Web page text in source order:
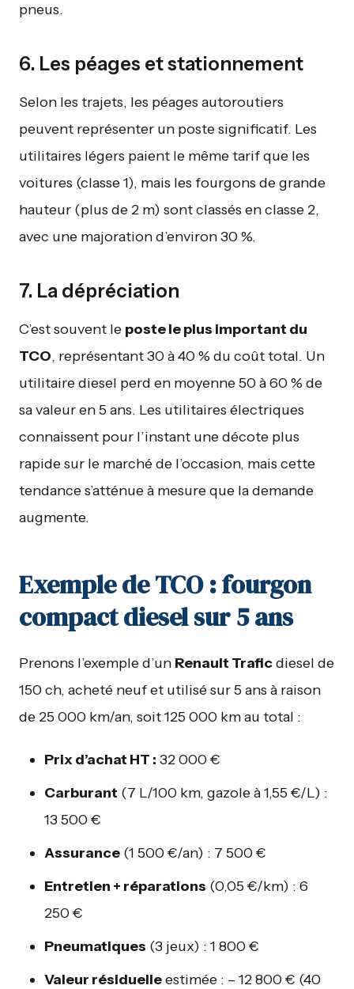
pneus.
6. Les péages et stationnement
Selon les trajets, les péages autoroutiers
peuvent représenter un poste significatif. Les
utilitaires légers paient le même tarif que les
voitures (classe 1), mais les fourgons de grande
hauteur (plus de 2 m) sont classés en classe 2,
avec une majoration d’environ 30 %.
7. La dépréciation
C’est souvent le poste le plus important du
TCO, représentant 30 à 40 % du coût total. Un
utilitaire diesel perd en moyenne 50 à 60 % de
sa valeur en 5 ans. Les utilitaires électriques
connaissent pour l’instant une décote plus
rapide sur le marché de l’occasion, mais cette
tendance s’atténue à mesure que la demande
augmente.
Exemple de TCO : fourgon
compact diesel sur 5 ans
Prenons l’exemple d’un Renault Traficdiesel de
150 ch, acheté neuf et utilisé sur 5 ans à raison
de 25 000 km/an, soit 125 000 km au total :
Prix d’achat HT : 32 000 €
Carburant (7 L/100 km, gazole à 1,55 €/L) :
13 500 €
Assurance (1 500 €/an) : 7 500 €
Entretien + réparations (0,05 €/km) : 6
250 €
Pneumatiques (3 jeux) : 1 800 €
Valeur résiduelleestimée : – 12 800 € (40